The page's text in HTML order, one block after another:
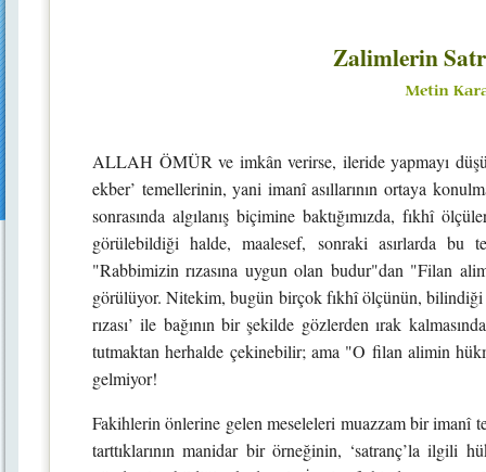
Zalimlerin
ALLAH ÖMÜR ve imkân verirse, ileride yapmayı
ekber’ temellerinin, yani imanî asıllarının ortaya
sonrasında algılanış biçimine baktığımızda, fıkhî
görülebildiği halde, maalesef, sonraki asırlarda bu
"Rabbimizin rızasına uygun olan budur"dan "Filan
görülüyor. Nitekim, bugün birçok fıkhî ölçünün, bilindiği
rızası’ ile bağının bir şekilde gözlerden ırak
tutmaktan herhalde çekinebilir; ama "O filan alimin
gelmiyor!
Fakihlerin önlerine gelen meseleleri muazzam bir imanî
tarttıklarının manidar bir örneğinin, ‘satranç’la ilgili